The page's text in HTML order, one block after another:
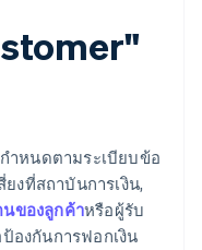
กำหนดตามระเบียบข้อ
งที่สถาบันการเงิน,
ของลูกค้าหรือผู้รับ
องกันการฟอกเงิน